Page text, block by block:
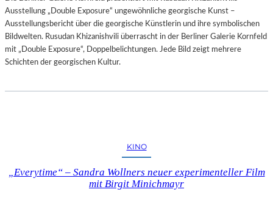
Ausstellung „Double Exposure“ ungewöhnliche georgische Kunst –
Ausstellungsbericht über die georgische Künstlerin und ihre symbolischen
Bildwelten. Rusudan Khizanishvili überrascht in der Berliner Galerie Kornfeld
mit „Double Exposure“, Doppelbelichtungen. Jede Bild zeigt mehrere
Schichten der georgischen Kultur.
KINO
„Everytime“ – Sandra Wollners neuer experimenteller Film
mit Birgit Minichmayr